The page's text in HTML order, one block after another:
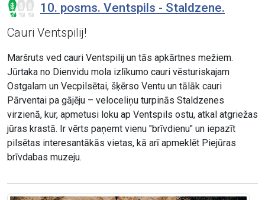
10. posms. Ventspils - Staldzene.
Cauri Ventspilij!
Maršruts ved cauri Ventspilij un tās apkārtnes mežiem.
Jūrtaka no Dienvidu mola izlīkumo cauri vēsturiskajam
Ostgalam un Vecpilsētai, šķērso Ventu un tālāk cauri
Pārventai pa gājēju – veloceliņu turpinās Staldzenes
virzienā, kur, apmetusi loku ap Ventspils ostu, atkal atgriežas
jūras krastā. Ir vērts paņemt vienu "brīvdienu" un iepazīt
pilsētas interesantākās vietas, kā arī apmeklēt Piejūras
brīvdabas muzeju.